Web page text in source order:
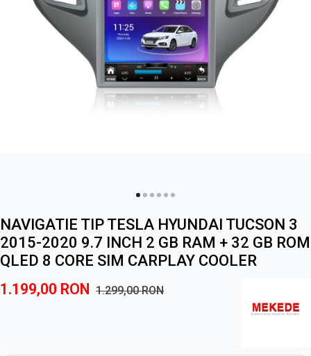
NAVIGATIE TIP TESLA HYUNDAI TUCSON 3
2015-2020 9.7 INCH 2 GB RAM + 32 GB ROM
QLED 8 CORE SIM CARPLAY COOLER
1.199,00 RON 1.299,00RON